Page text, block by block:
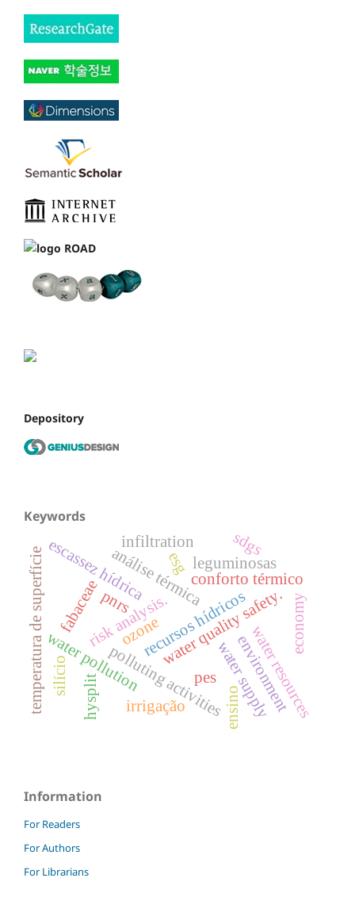
Depository
Keywords
water quality safety.
water supply
risk analysis.
water pollution water resources
polluting activities
recursos hídricos
irrigação
escassez hídricaanálise térmicaconforto térmico
temperatura de superfície economy
environment
pes
esg
ensino
pnrs
fabaceae
leguminosas
silício
infiltration sdgs
ozone
hysplit
Information
For Readers
For Authors
For Librarians